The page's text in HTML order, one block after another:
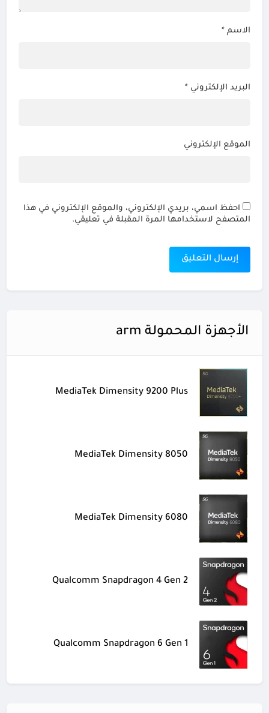
الاسم *
البريد الإلكتروني *
الموقع الإلكتروني
احفظ اسمي، بريدي الإلكتروني، والموقع الإلكتروني في هذا
المتصفح لاستخدامها المرة المقبلة في تعليقي.
الأجهزة المحمولة arm
MediaTek Dimensity 9200 Plus
MediaTek Dimensity 8050
MediaTek Dimensity 6080
Qualcomm Snapdragon 4 Gen 2
Qualcomm Snapdragon 6 Gen 1